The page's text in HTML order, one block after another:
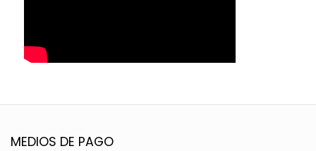
MEDIOS DE PAGO